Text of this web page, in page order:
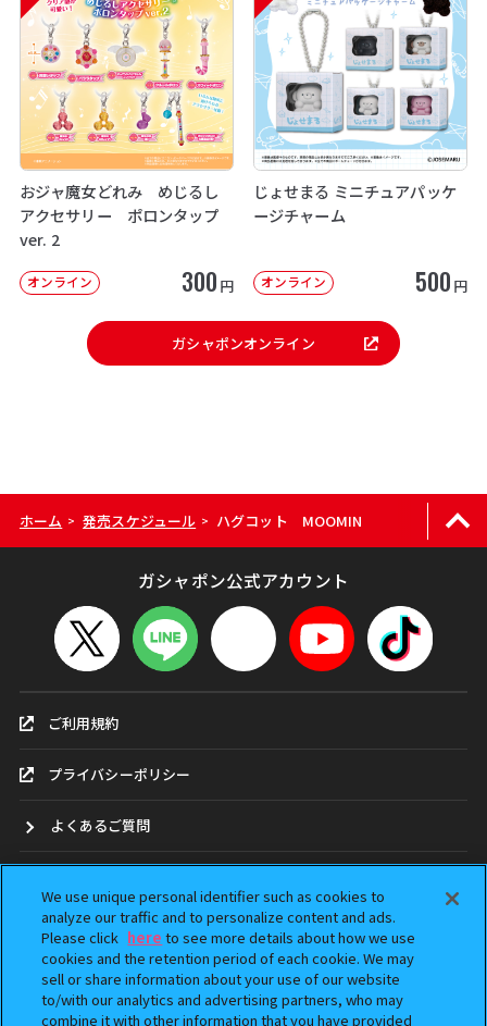
おジャ魔女どれみ めじるし
アクセサリー ポロンタップ
ver. 2
オンライン 300 円
じょせまる ミニチュアパッケ
ージチャーム
オンライン 500 円
ガシャポンオンライン
ホーム > 発売スケジュール > ハグコット MOOMIN
ガシャポン公式アカウント
ご利用規約
プライバシーポリシー
よくあるご質問
ガシャポンどこ？
アンケート
We use unique personal identifier such as cookies to
analyze our traffic and to personalize content and ads.
Please click here to see more details about how we use
cookies and the retention period of each cookie. We may
sell or share information about your use of our website
to/with our analytics and advertising partners, who may
combine it with other information that you have provided